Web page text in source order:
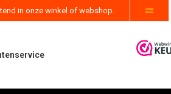
in onze winkel of webshop.